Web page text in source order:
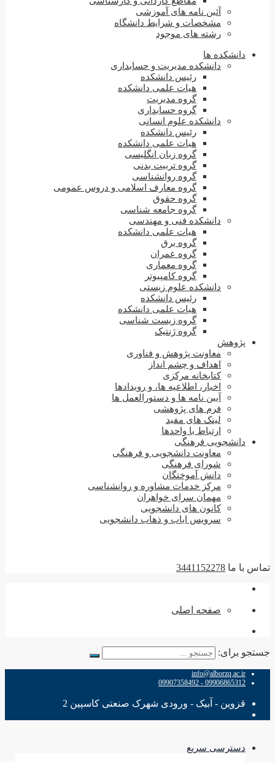
آئین نامه های آموزشی
مشخصات و شرایط دانشگاه
رشته های موجود
دانشکده ها
دانشکده مدیریت و حسابداری
رئیس دانشکده
هیات علمی دانشکده
گروه مدیریت
گروه حسابداری
دانشکده علوم انسانی
رئیس دانشکده
هیات علمی دانشکده
گروه زبان انگلیسی
گروه تربیت بدنی
گروه روانشناسی
گروه معارف اسلامی و دروس عمومی
گروه حقوق
گروه جامعه شناسی
دانشکده فنی و مهندسی
هیات علمی دانشکده
گروه برق
گروه عمران
گروه معماری
گروه کامپیوتر
دانشکده علوم زیستی
رئیس دانشکده
هیات علمی دانشکده
گروه زیست شناسی
گروه ژنتیک
پژوهش
معاونت پژوهش و فناوری
اهداف و چشم انداز
کتابخانه مرکزی
اخبار، اطلاعیه ها، و رویدادها
آیین نامه ها و دستورالعمل ها
فرم های پژوهشی
لینک های مفید
ارتباط با واحدها
دانشجویی فرهنگی
معاونت دانشجویی و فرهنگی
شورای فرهنگی
دانش آموختگان
مرکز خدمات مشاوره و روانشناسی
مهمان سرای خواهران
کانون های دانشجویی
سرویس ایاب و ذهاب دانشجویی
با ما 3441152278
صفحه اصلی
برای:
info@alborzq.ac.ir
09906865312 - 09907358492
قزوین - آبیک - ورودی شهرک صنعتی کاسپین 2
دسترسی سریع